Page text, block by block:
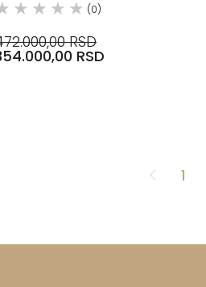
(0)
RSD
RSD
1